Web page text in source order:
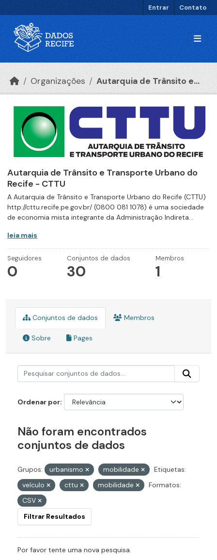
Entrar Contato
Organizações Autarquia de Trânsito e...
Autarquia de Trânsito e Transporte Urbano do
Recife - CTTU
A Autarquia de Trânsito e Transporte Urbano do Recife (CTTU)
http://cttu.recife.pe.gov.br/ (0800 081 1078) é uma sociedade
de economia mista integrante da Administração Indireta...
leia mais
Seguidores
0
Conjuntos de dados
30
Membros
1
Conjuntos de dados Membros
Sobre Pages
Ordenar por
Não foram encontrados
conjuntos de dados
Grupos: urbanismo mobilidade
Etiquetas:
veículo
cttu mobilidade
Formatos:
CSV
Filtrar Resultados
Por favor tente uma nova pesquisa.